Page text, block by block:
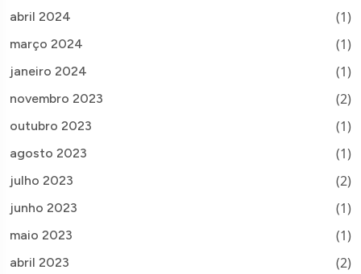
abril 2024 (1)
março 2024 (1)
janeiro 2024 (1)
novembro 2023 (2)
outubro 2023 (1)
agosto 2023 (1)
julho 2023 (2)
junho 2023 (1)
maio 2023 (1)
abril 2023 (2)